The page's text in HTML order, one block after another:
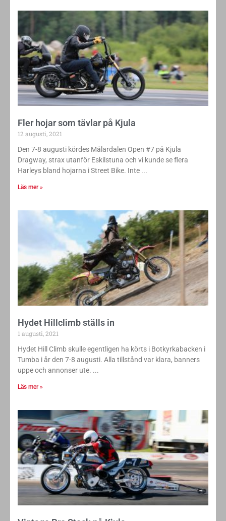
Fler hojar som tävlar på Kjula
12 augusti, 2021
Den 7-8 augusti kördes Mälardalen Open #7 på Kjula
Dragway, strax utanför Eskilstuna och vi kunde se flera
Harleys bland hojarna i Street Bike. Inte
Läs mer »
Hydet Hillclimb ställs in
1 augusti, 2021
Hydet Hill Climb skulle egentligen ha körts i Botkyrkabacken i
Tumba i år den 7-8 augusti. Alla tillstånd var klara, banners
uppe och annonser ute.
Läs mer »